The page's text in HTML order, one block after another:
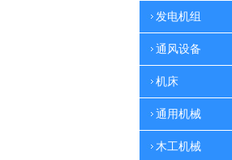
发电机组
通风设备
机床
通用机械
木工机械